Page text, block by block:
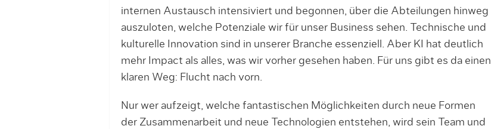
internen Austausch intensiviert und begonnen, über die Abteilun­gen hinweg
auszuloten, welche Potenziale wir für unser Business sehen. Technische und
kulturelle Innovation sind in unserer Branche essenziell. Aber KI hat deutlich
mehr Impact als alles, was wir vorher gesehen haben. Für uns gibt es da einen
klaren Weg: Flucht nach vorn.
Nur wer aufzeigt, welche fantastischen Möglichkeiten durch neue Formen
der Zusammenarbeit und neue Tech­nologien entstehen, wird sein Team und